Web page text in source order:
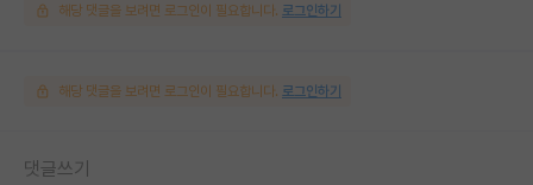
해당 댓글을 보려면 로그인이 필요합니다. 로그인하기
해당 댓글을 보려면 로그인이 필요합니다. 로그인하기
댓글쓰기